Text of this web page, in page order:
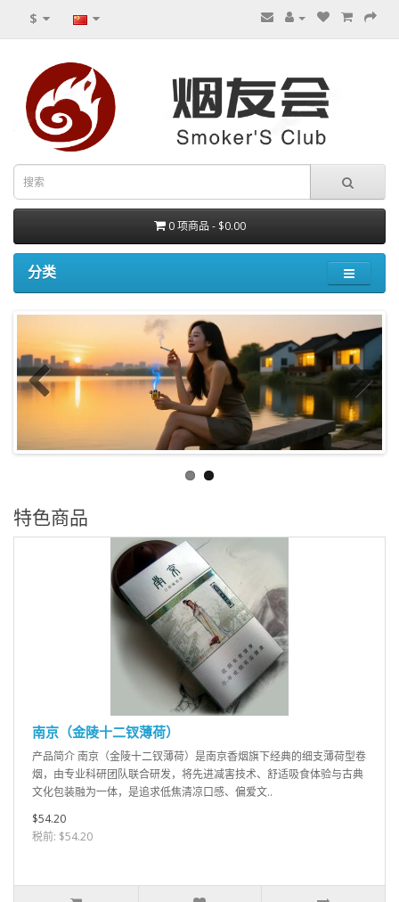
$
0 项商品 - $0.00
分类
特色商品
南京（金陵十二钗薄荷）
产品简介 南京（金陵十二钗薄荷）是南京香烟旗下经典的细支薄荷型卷
烟，由专业科研团队联合研发，将先进减害技术、舒适吸食体验与古典
文化包装融为一体，是追求低焦清凉口感、偏爱文..
$54.20
税前: $54.20